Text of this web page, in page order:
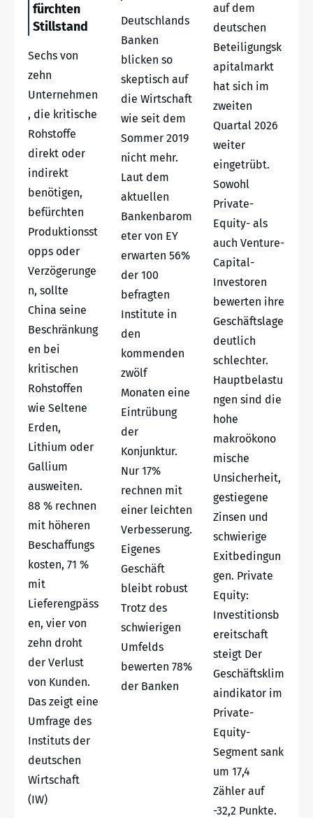
fürchten
Stillstand
Sechs von
zehn
Unternehmen
, die kritische
Rohstoffe
direkt oder
indirekt
benötigen,
befürchten
Produktionsst
opps oder
Verzögerunge
n, sollte
China seine
Beschränkung
en bei
kritischen
Rohstoffen
wie Seltene
Erden,
Lithium oder
Gallium
ausweiten.
88 % rechnen
mit höheren
Beschaffungs
kosten, 71 %
mit
Lieferengpäss
en, vier von
zehn droht
der Verlust
von Kunden.
Das zeigt eine
Umfrage des
Instituts der
deutschen
Wirtschaft
(IW)
Deutschlands
Banken
blicken so
skeptisch auf
die Wirtschaft
wie seit dem
Sommer 2019
nicht mehr.
Laut dem
aktuellen
Bankenbarom
eter von EY
erwarten 56%
der 100
befragten
Institute in
den
kommenden
zwölf
Monaten eine
Eintrübung
der
Konjunktur.
Nur 17%
rechnen mit
einer leichten
Verbesserung.
Eigenes
Geschäft
bleibt robust
Trotz des
schwierigen
Umfelds
bewerten 78%
der Banken
auf dem
deutschen
Beteiligungsk
apitalmarkt
hat sich im
zweiten
Quartal 2026
weiter
eingetrübt.
Sowohl
Private-
Equity- als
auch Venture-
Capital-
Investoren
bewerten ihre
Geschäftslage
deutlich
schlechter.
Hauptbelastu
ngen sind die
hohe
makroökono
mische
Unsicherheit,
gestiegene
Zinsen und
schwierige
Exitbedingun
gen. Private
Equity:
Investitionsb
ereitschaft
steigt Der
Geschäftsklim
aindikator im
Private-
Equity-
Segment sank
um 17,4
Zähler auf
-32,2 Punkte.